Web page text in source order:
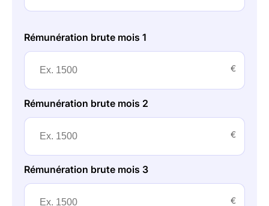
Rémunération brute mois 1
€
Rémunération brute mois 2
€
Rémunération brute mois 3
€